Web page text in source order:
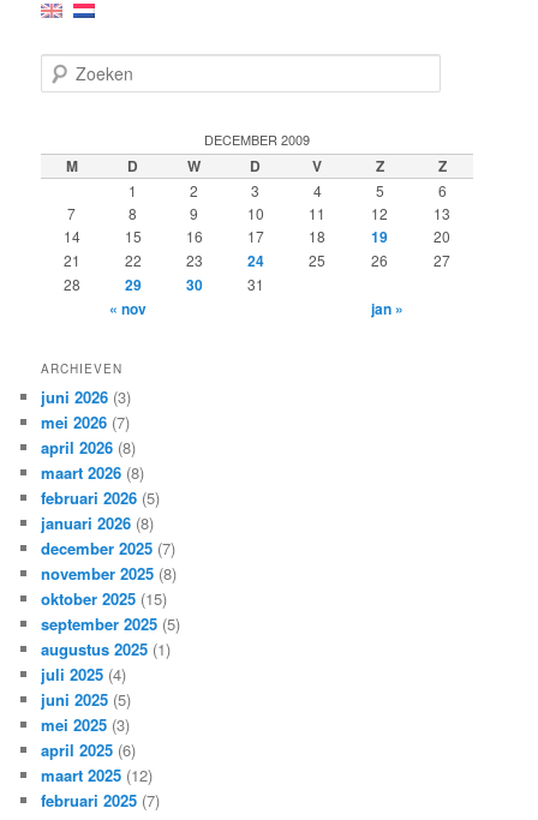
o
e
n
DECEMBER 2009
M D W D V Z Z
1 2 3 4 5
6
7
8 9 10 11 12
13
14
15 16 17 18 19
20
21
22 23 24 25 26
27
28
29 30 31
« nov jan »
ARCHIEVEN
juni 2026 (3)
mei 2026 (7)
april 2026 (8)
maart 2026 (8)
februari 2026 (5)
januari 2026 (8)
december 2025 (7)
november 2025 (8)
oktober 2025 (15)
september 2025 (5)
augustus 2025 (1)
juli 2025 (4)
juni 2025 (5)
mei 2025 (3)
april 2025 (6)
maart 2025 (12)
februari 2025 (7)